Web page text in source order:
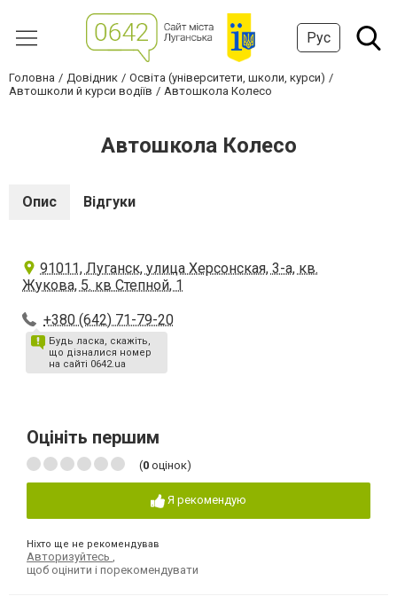
Рус
Головна Довідник
Освіта (університети, школи, курси)
Автошколи й курси водіїв
Автошкола Колесо
Автошкола Колесо
Опис Відгуки
91011, Луганск, улица Херсонская, 3-а, кв.
Жукова, 5. кв Степной, 1
+380 (642) 71-79-20
Будь ласка, скажіть,
що дізналися номер
на сайті 0642.ua
Оцініть першим
(0 оцінок)
Я рекомендую
Ніхто ще не рекомендував
Авторизуйтесь
щоб оцінити і порекомендувати